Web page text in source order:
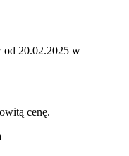
od 20.02.2025 w
cenę.